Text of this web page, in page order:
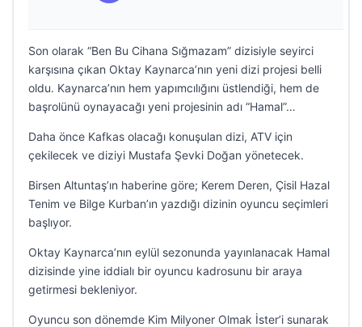
Son olarak “Ben Bu Cihana Sığmazam” dizisiyle seyirci
karşısına çıkan Oktay Kaynarca’nın yeni dizi projesi belli
oldu. Kaynarca’nın hem yapımcılığını üstlendiği, hem de
başrolünü oynayacağı yeni projesinin adı “Hamal”…
Daha önce Kafkas olacağı konuşulan dizi, ATV için
çekilecek ve diziyi Mustafa Şevki Doğan yönetecek.
Birsen Altuntaş’ın haberine göre; Kerem Deren, Çisil Hazal
Tenim ve Bilge Kurban’ın yazdığı dizinin oyuncu seçimleri
başlıyor.
Oktay Kaynarca’nın eylül sezonunda yayınlanacak Hamal
dizisinde yine iddialı bir oyuncu kadrosunu bir araya
getirmesi bekleniyor.
Oyuncu son dönemde Kim Milyoner Olmak İster’i sunarak